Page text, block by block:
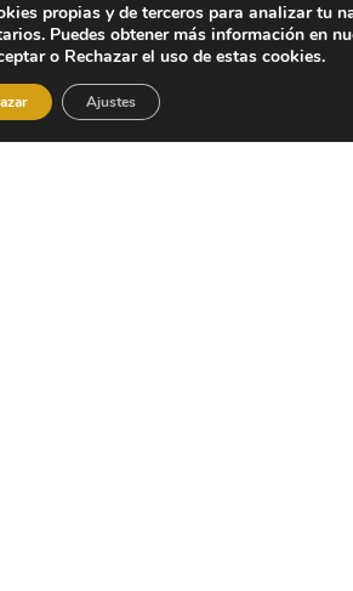
propias y de terceros para analizar tu
Puedes obtener más información en
o Rechazar el uso de estas cookies.
Ajustes